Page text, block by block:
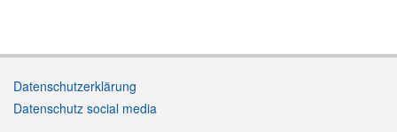
Datenschutzerklärung
Datenschutz social media